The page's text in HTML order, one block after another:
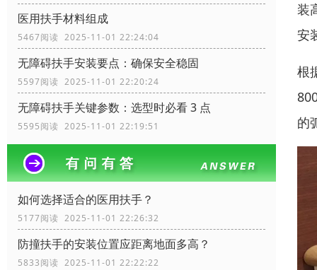
医用扶手材料组成
5467阅读 2025-11-01 22:24:04
无障碍扶手安装要点：确保安全稳固
5597阅读 2025-11-01 22:20:24
无障碍扶手关键参数：选型时必看 3 点
5595阅读 2025-11-01 22:19:51
如何选择适合的医用扶手？
5177阅读 2025-11-01 22:26:32
防撞扶手的安装位置应距离地面多高？
5833阅读 2025-11-01 22:22:22
装
安
根
的